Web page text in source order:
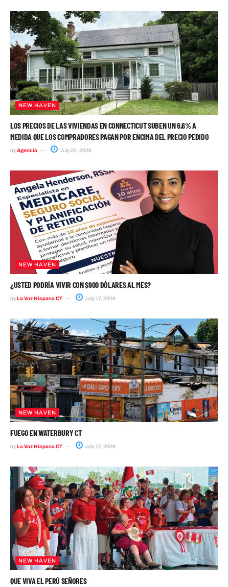
NEW HAVEN
LOS PRECIOS DE LAS VIVIENDAS EN CONNECTICUT SUBEN UN 6,6% A
MEDIDA QUE LOS COMPRADORES PAGAN POR ENCIMA DEL PRECIO PEDIDO
byAgencia July 20, 2026
NEW HAVEN
¿USTED PODRÍA VIVIR CON $900 DÓLARES AL MES?
byLa Voz Hispana CT July 17, 2026
NEW HAVEN
FUEGO EN WATERBURY CT
byLa Voz Hispana CT July 17, 2026
NEW HAVEN
QUE VIVA EL PERÚ SEÑORES